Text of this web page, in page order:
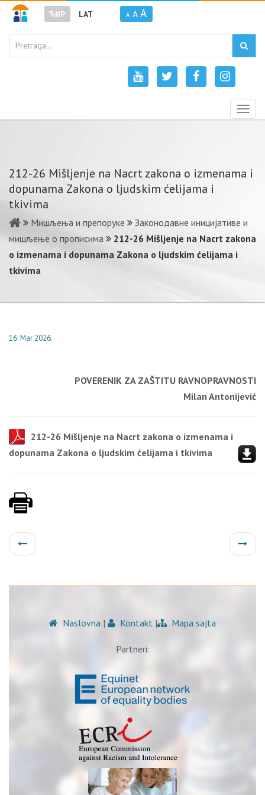
ЋИР LAT A A A
212-26 Mišljenje na Nacrt zakona o izmenama i
dopunama Zakona o ljudskim ćelijama i
tkivima
Мишљења и препоруке
Законодавне иницијативе и
мишљење о прописима
212-26 Mišljenje na Nacrt zakona
o izmenama i dopunama Zakona o ljudskim ćelijama i
tkivima
16. Mar 2026.
POVERENIK ZA ZAŠTITU RAVNOPRAVNOSTI
Milan Antonijević
212-26 Mišljenje na Nacrt zakona o izmenama i
dopunama Zakona o ljudskim ćelijama i tkivima
Naslovna | Kontakt | Mapa sajta
Partneri: